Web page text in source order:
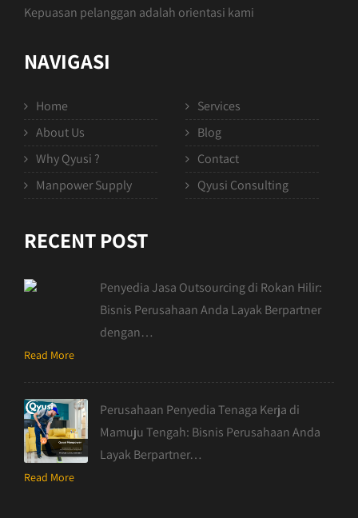
Kepuasan pelanggan adalah orientasi kami
NAVIGASI
Home
About Us
Why Qyusi ?
Manpower Supply
Services
Blog
Contact
Qyusi Consulting
RECENT POST
Penyedia Jasa Outsourcing di Rokan Hilir:
Bisnis Perusahaan Anda Layak Berpartner
dengan…
Read More
Perusahaan Penyedia Tenaga Kerja di
Mamuju Tengah: Bisnis Perusahaan Anda
Layak Berpartner…
Read More